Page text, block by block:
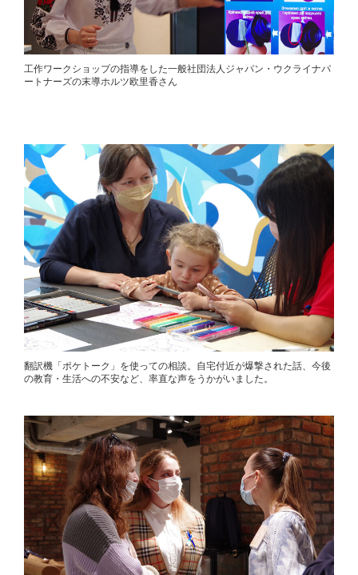
工作ワークショップの指導をした一般社団法人ジャパン・ウクライナパ
ートナーズの末導ホルツ欧里香さん
翻訳機「ポケトーク」を使っての相談。自宅付近が爆撃された話、今後
の教育・生活への不安など、率直な声をうかがいました。